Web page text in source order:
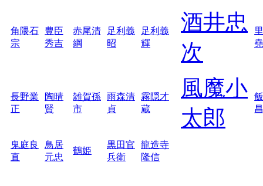
角隈石
宗
豊臣
秀吉
赤尾清
綱
足利義
昭
足利義
輝
酒井忠
次
堯
長野業
正
陶晴
賢
雑賀孫
市
雨森清
貞
霧隠才
蔵
風魔小
太郎
昌
鬼庭良
直
鳥居
元忠
鶴姫
黒田官
兵衛
龍造寺
隆信